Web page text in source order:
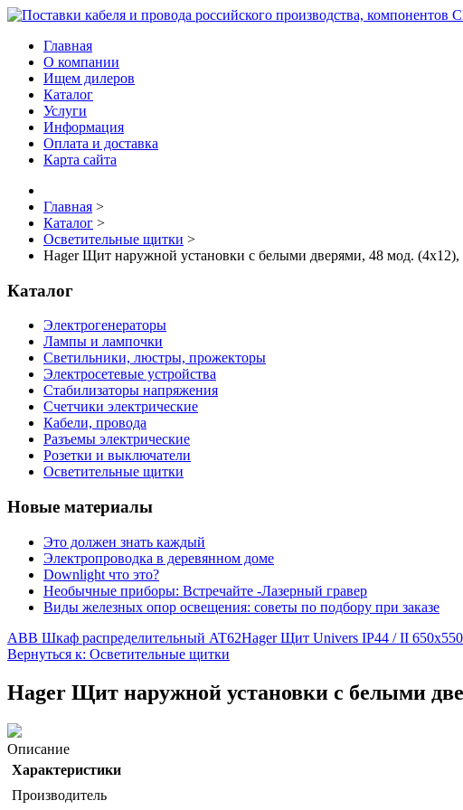
Главная
О компании
Ищем дилеров
Каталог
Услуги
Информация
Оплата и доставка
Карта сайта
Главная >
Каталог >
Осветительные щитки >
Hager Щит наружной установки с белыми дверями, 48 мод.
Каталог
Электрогенераторы
Лампы и лампочки
Светильники, люстры, прожекторы
Электросетевые устройства
Стабилизаторы напряжения
Счетчики электрические
Кабели, провода
Разъемы электрические
Розетки и выключатели
Осветительные щитки
Новые материалы
Это должен знать каждый
Электропроводка в деревянном доме
Downlight что это?
Необычные приборы: Встречайте -Лазерный гравер
Виды железных опор освещения: советы по подбору при заказе
ABB Шкаф распределительный AT62Hager Щит Univers IP44 / II
Вернуться к: Осветительные щитки
Hager Щит наружной установки с белыми
Описание
Характеристики
Производитель